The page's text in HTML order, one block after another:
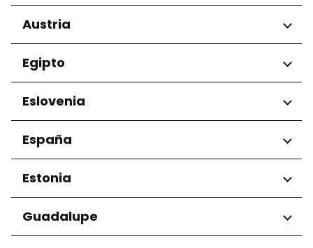
Regiones
Condado de Tirana
Austria
Regiones
Niederösterreich
Salzburg
Wien
Egipto
Regiones
Gobernación de El Cairo
Eslovenia
Regiones
Ljubljana
España
Regiones
Andalucía
Estonia
Regiones
Harju maakond
Guadalupe